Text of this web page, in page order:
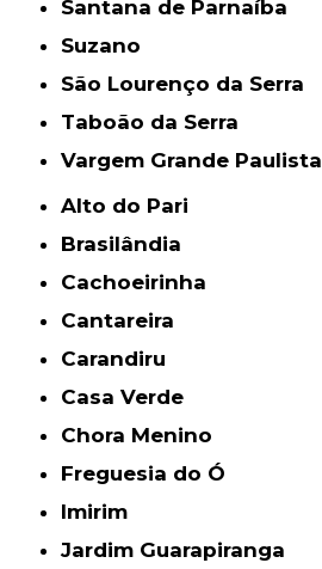
Santana de Parnaíba
Suzano
São Lourenço da Serra
Taboão da Serra
Vargem Grande Paulista
Alto do Pari
Brasilândia
Cachoeirinha
Cantareira
Carandiru
Casa Verde
Chora Menino
Freguesia do Ó
Imirim
Jardim Guarapiranga